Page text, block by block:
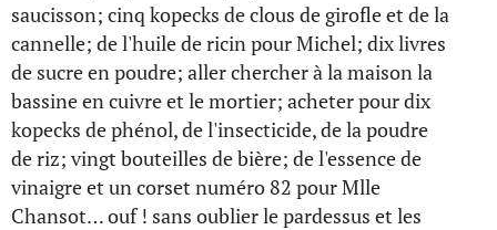
saucisson; cinq kopecks de clous de girofle et de la
cannelle; de l'huile de ricin pour Michel; dix livres
de sucre en poudre; aller chercher à la maison la
bassine en cuivre et le mortier; acheter pour dix
kopecks de phénol, de l'insecticide, de la poudre
de riz; vingt bouteilles de bière; de l'essence de
vinaigre et un corset numéro 82 pour Mlle
Chansot… ouf ! sans oublier le pardessus et les